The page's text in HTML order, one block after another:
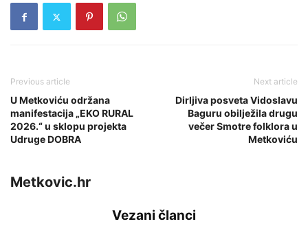
Previous article
U Metkoviću održana
manifestacija „EKO RURAL
2026.“ u sklopu projekta
Udruge DOBRA
Next article
Dirljiva posveta Vidoslavu
Baguru obilježila drugu
večer Smotre folklora u
Metkoviću
Metkovic.hr
Vezani članci